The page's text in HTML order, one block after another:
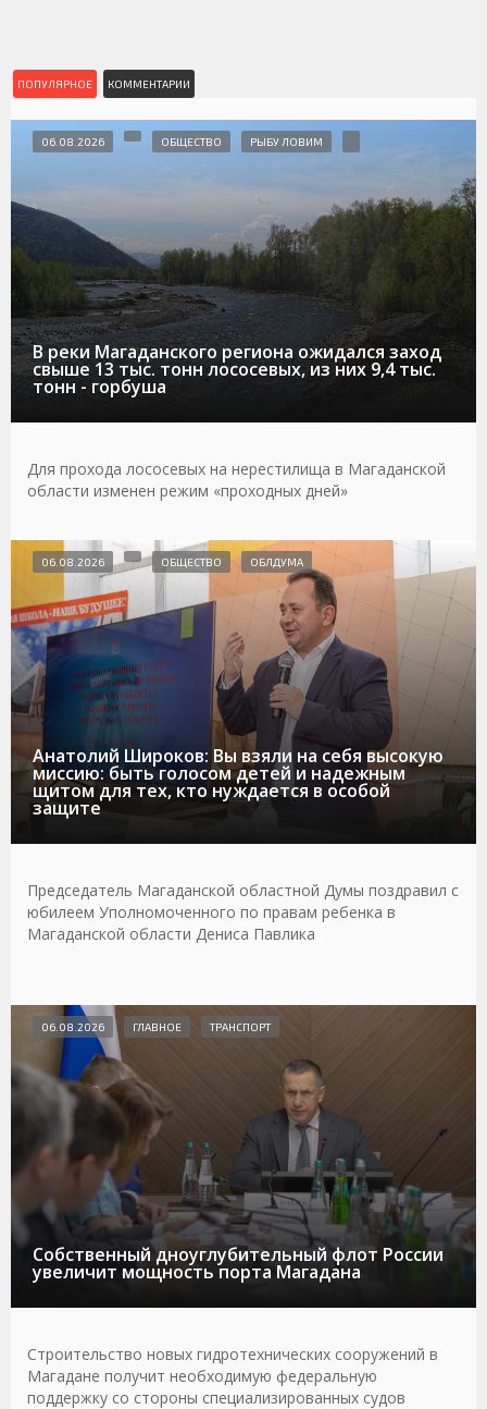
ПОПУЛЯРНОЕ КОММЕНТАРИИ
В реки Магаданского региона ожидался заход
свыше 13 тыс. тонн лососевых, из них 9,4 тыс.
тонн - горбуша
06.08.2026 ОБЩЕСТВО РЫБУ ЛОВИМ
Для прохода лососевых на нерестилища в Магаданской
области изменен режим «проходных дней»
Анатолий Широков: Вы взяли на себя высокую
миссию: быть голосом детей и надежным
щитом для тех, кто нуждается в особой
защите
06.08.2026 ОБЩЕСТВО ОБЛДУМА
Председатель Магаданской областной Думы поздравил с
юбилеем Уполномоченного по правам ребенка в
Магаданской области Дениса Павлика
Собственный дноуглубительный флот России
увеличит мощность порта Магадана
06.08.2026 ГЛАВНОЕ ТРАНСПОРТ
Строительство новых гидротехнических сооружений в
Магадане получит необходимую федеральную
поддержку со стороны специализированных судов